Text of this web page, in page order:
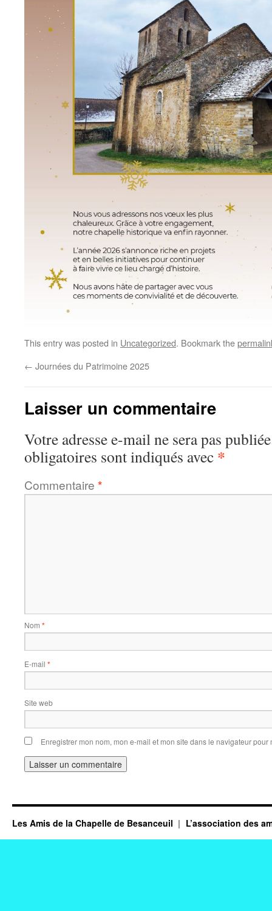
This entry was posted in Uncategorized. Bookmark the
← Journées du Patrimoine 2025
Laisser un commentaire
Votre adresse e-mail ne sera pas
obligatoires sont indiqués avec *
Commentaire *
Nom *
E-mail *
Site web
Enregistrer mon nom, mon e-mail et mon site dans le navigateur
Les Amis de la Chapelle de Besanceuil L’association des